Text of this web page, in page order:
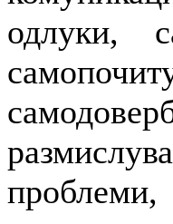
одлуки,